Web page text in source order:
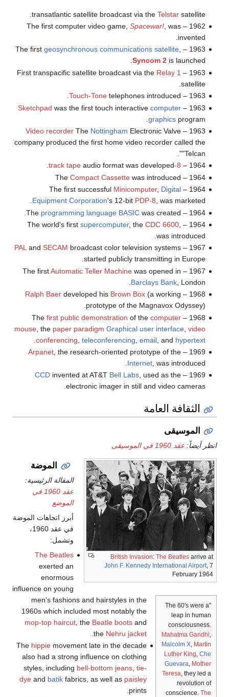
transatlantic satellite broadcast via the Telstarsatellite.
1962 – The first computer video game,
Spacewar!, was
invented.
1963 – The first
geosynchronous communications satellite,
Syncom 2is launched.
1963 – First transpacific satellite broadcast via the
Relay 1
satellite.
1963 –
Touch-Tonetelephones introduced.
1963 –
Sketchpad was the first touch interactive computer
graphicsprogram.
1963 –
Video recorderThe Nottingham Electronic Valve
company produced the first home video recorder called the
"Telcan".
1964 –
8-track tape
audio format was developed.
1964 – The
Compact Cassettewas introduced
1964 – The first successful
Minicomputer, Digital
Equipment Corporation's 12-bit PDP-8 , was marketed.
1964 – The
programming language BASICwas created.
1964 – The world's first
supercomputer, the CDC 6600,
was introduced.
1967 –
PALand SECAM broadcast color television systems
started publicly transmitting in Europe.
1967 – The first
Automatic Teller Machinewas opened in
Barclays Bank, London.
1968 –
Ralph Baerdeveloped his Brown Box(a working
prototype of the Magnavox Odyssey).
1968 – The
first public demonstration of the computer
mouse, the paper paradigm Graphical user interface, video
conferencing teleconferencing email, and hypertext
1969 –
Arpanet, the research-oriented prototype of the
Internet, was introduced.
1969 –
CCDinvented at AT&T Bell Labs, used as the
electronic imager in still and video cameras.
الثقافة العامة
الموسيقى
انظر أيضاً: عقد 1960 في الموسيقى
British Invasion: The Beatles arrive at
John F. Kennedy International Airport, 7
February 1964
"The 60′s were a
leap in human
consciousness.
Mahatma Gandhi
Malcolm X Martin
Luther King Che
Guevara Mother
Teresa , they led a
revolution of
conscience. The
الموضة
المقالة الرئيسية:
عقد 1960 في
الموضع
أبرز اتجاهات الموضة
في عقد 1960،
وتشمل:
The Beatles
exerted an
enormous
influence on young
men's fashions and hairstyles in the
1960s which included most notably the
mop-top haircut, the Beatle bootsand
the Nehru jacket
The hippiemovement late in the decade
also had a strong influence on clothing
styles, including bell-bottom jeans, tie-
dyeand batikfabrics, as well as paisley
prints.